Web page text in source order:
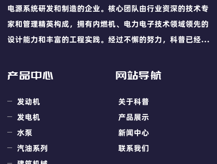
电源系统研发和制造的企业。核心团队由行业资深的技术专
家和管理精英构成，拥有内燃机、电力电子技术领域领先的
设计能力和丰富的工程实践。经过不懈的努力，科普已经发
商。
产品中心
发动机
发电机
水泵
汽油系列
网站导航
关于科普
产品展示
新闻中心
联系我们